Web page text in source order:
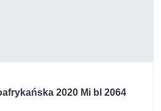
2020 Mi bl 2064